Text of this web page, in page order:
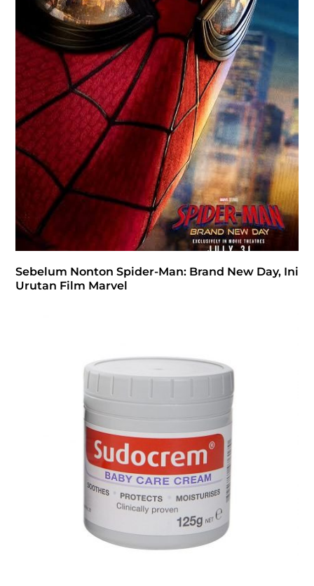
Sebelum Nonton Spider-Man: Brand New Day, Ini
Urutan Film Marvel